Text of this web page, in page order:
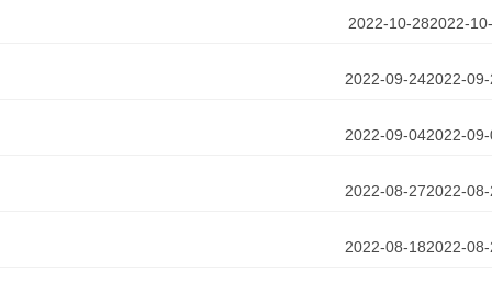
2022-
2022-10-28
2022-
2022-09-24
2022-
2022-09-04
2022-
2022-08-27
2022-
2022-08-18